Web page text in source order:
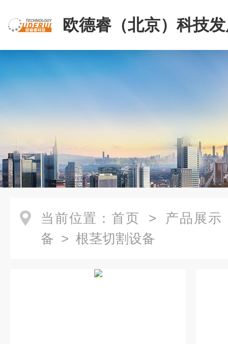
欧德睿（北京）科技
公司
当前位置： 首页 > 产品展示
备 > 根茎切割设备